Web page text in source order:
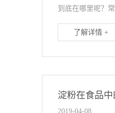
到底在哪里呢？
了解详情 +
淀粉在食品
2019-04-08